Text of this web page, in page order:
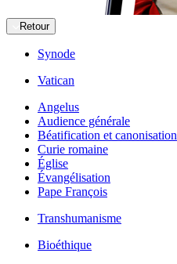
Retour
Synode
Vatican
Angelus
Audience générale
Béatification et canonisation
Curie romaine
Église
Évangélisation
Pape François
Transhumanisme
Bioéthique